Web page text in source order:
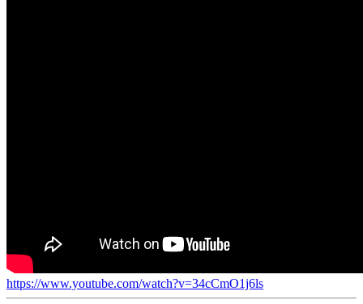
https://www.youtube.com/watch?v=34cCmO1j6ls